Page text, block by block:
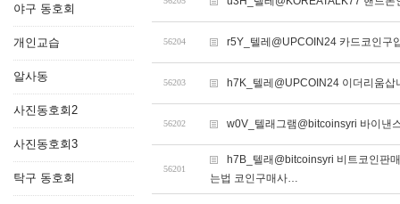
야구 동호회
개인교습
알사동
사진동호회2
사진동호회3
탁구 동호회
56204 r5Y_텔레@UPCOIN24 카드코인구
56203 h7K_텔레@UPCOIN24 이더리움
56202 w0V_텔래그램@bitcoinsyri 바이낸
56201
h7B_텔래@bitcoinsyri 비트코인판
는법 코인구매사…